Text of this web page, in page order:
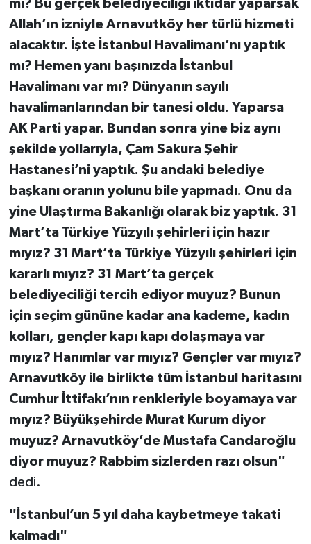
mi? Bu gerçek belediyeciliği iktidar yaparsak
Allah’ın izniyle Arnavutköy her türlü hizmeti
alacaktır. İşte İstanbul Havalimanı’nı yaptık
mı? Hemen yanı başınızda İstanbul
Havalimanı var mı? Dünyanın sayılı
havalimanlarından bir tanesi oldu. Yaparsa
AK Parti yapar. Bundan sonra yine biz aynı
şekilde yollarıyla, Çam Sakura Şehir
Hastanesi’ni yaptık. Şu andaki belediye
başkanı oranın yolunu bile yapmadı. Onu da
yine Ulaştırma Bakanlığı olarak biz yaptık. 31
Mart’ta Türkiye Yüzyılı şehirleri için hazır
mıyız? 31 Mart’ta Türkiye Yüzyılı şehirleri için
kararlı mıyız? 31 Mart’ta gerçek
belediyeciliği tercih ediyor muyuz? Bunun
için seçim gününe kadar ana kademe, kadın
kolları, gençler kapı kapı dolaşmaya var
mıyız? Hanımlar var mıyız? Gençler var mıyız?
Arnavutköy ile birlikte tüm İstanbul haritasını
Cumhur İttifakı’nın renkleriyle boyamaya var
mıyız? Büyükşehirde Murat Kurum diyor
muyuz? Arnavutköy’de Mustafa Candaroğlu
diyor muyuz? Rabbim sizlerden razı olsun"
dedi.
"İstanbul’un 5 yıl daha kaybetmeye takati
kalmadı"